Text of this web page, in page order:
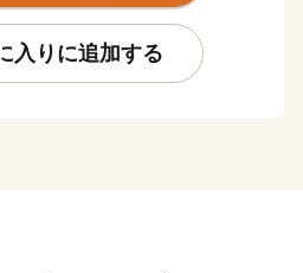
よろしくお願いします。
入りに追加する